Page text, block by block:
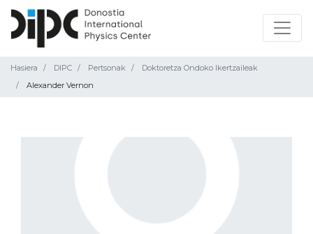
Hasiera DIPC Pertsonak
Doktoretza Ondoko Ikertzaileak
Alexander Vernon